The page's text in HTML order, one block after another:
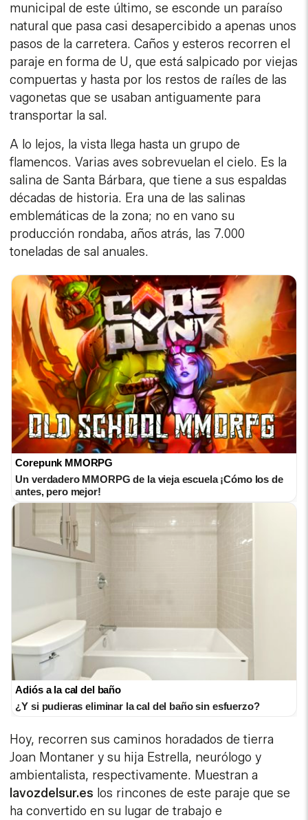
municipal de este último, se esconde un paraíso
natural que pasa casi desapercibido a apenas unos
pasos de la carretera. Caños y esteros recorren el
paraje en forma de U, que está salpicado por viejas
compuertas y hasta por los restos de raíles de las
vagonetas que se usaban antiguamente para
transportar la sal.
A lo lejos, la vista llega hasta un grupo de
flamencos. Varias aves sobrevuelan el cielo. Es la
salina de Santa Bárbara, que tiene a sus espaldas
décadas de historia. Era una de las salinas
emblemáticas de la zona; no en vano su
producción rondaba, años atrás, las 7.000
toneladas de sal anuales.
Corepunk MMORPG
Un verdadero MMORPG de la vieja escuela ¡Cómo los de
antes, pero mejor!
Adiós a la cal del baño
¿Y si pudieras eliminar la cal del baño sin esfuerzo?
Hoy, recorren sus caminos horadados de tierra
Joan Montaner y su hija Estrella, neurólogo y
ambientalista, respectivamente. Muestran a
lavozdelsur.es los rincones de este paraje que se
ha convertido en su lugar de trabajo e